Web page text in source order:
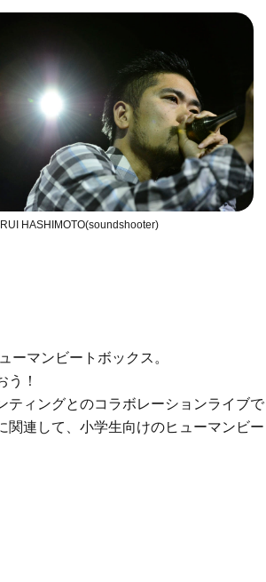
ライバシーポリシー
HASHIMOTO(soundshooter)
ーマンビートボックス。
う！
ティングとのコラボレーションライブで
関連して、小学生向けのヒューマンビー